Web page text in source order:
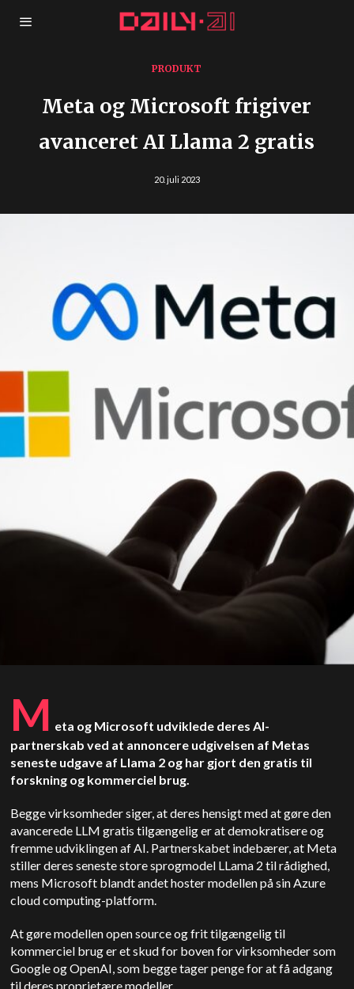
PRODUKT
Meta og Microsoft frigiver
avanceret AI Llama 2 gratis
20. juli 2023
M eta og Microsoft udviklede deres AI-
partnerskab ved at annoncere udgivelsen af Metas
seneste udgave af Llama 2 og har gjort den gratis til
forskning og kommerciel brug.
Begge virksomheder siger, at deres hensigt med at gøre den
avancerede LLM gratis tilgængelig er at demokratisere og
fremme udviklingen af AI. Partnerskabet indebærer, at Meta
stiller deres seneste store sprogmodel LLama 2 til rådighed,
mens Microsoft blandt andet hoster modellen på sin Azure
cloud computing-platform.
At gøre modellen open source og frit tilgængelig til
kommerciel brug er et skud for boven for virksomheder som
Google og OpenAI, som begge tager penge for at få adgang
til deres proprietære modeller.